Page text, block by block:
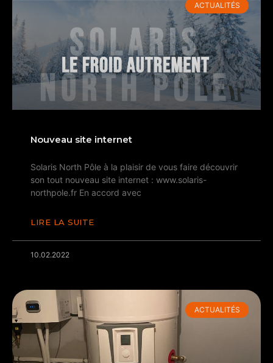
ACTUALITÉS
Nouveau site internet
Solaris North Pôle à la plaisir de vous faire découvrir
son tout nouveau site internet : www.solaris-
northpole.fr En accord avec
LIRE LA SUITE
10.02.2022
ACTUALITÉS